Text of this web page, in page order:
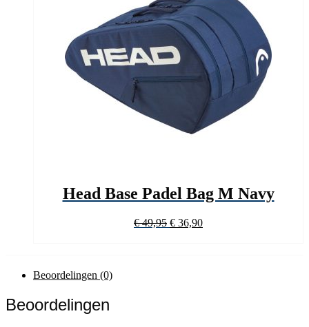
Head Base Padel Bag M Navy
€49,95 Oorspronkelijke
€ 36,90Huidige
Beoordelingen (0)
Beoordelingen